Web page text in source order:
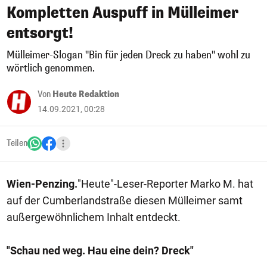
Kompletten Auspuff in Mülleimer
entsorgt!
Mülleimer-Slogan "Bin für jeden Dreck zu haben" wohl zu
wörtlich genommen.
Von Heute Redaktion
14.09.2021, 00:28
Teilen
Wien-Penzing."Heute"-Leser-Reporter Marko M. hat
auf der Cumberlandstraße diesen Mülleimer samt
außergewöhnlichem Inhalt entdeckt.
"Schau ned weg. Hau eine dein? Dreck"